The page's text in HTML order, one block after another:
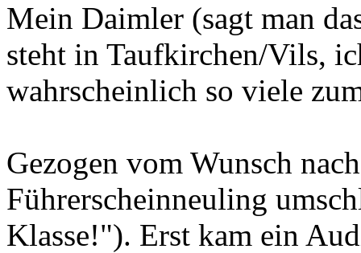
Mein Daimler (sagt man
steht in Taufkirchen/Vils,
wahrscheinlich so viele
Gezogen vom Wunsch
Führerscheinneuling
Klasse!"). Erst kam ein